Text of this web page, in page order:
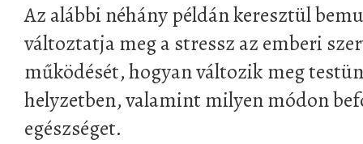
Az alábbi néhány példán keresztül
változtatja meg a stressz az emberi
működését, hogyan változik meg
helyzetben, valamint milyen módon
egészséget.